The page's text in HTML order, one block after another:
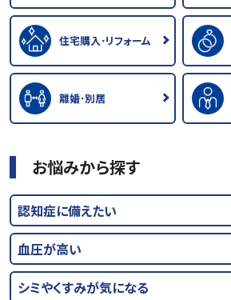
住宅購入･リフォーム
離婚･別居
お悩みから探す
認知症に備えたい
血圧が高い
シミやくすみが気になる